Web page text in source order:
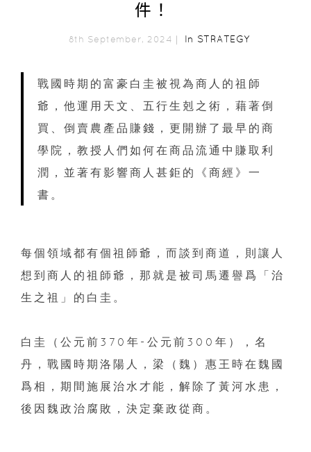
件！
8th September, 2024｜ In STRATEGY
戰國時期的富豪白圭被視為商人的祖師
爺，他運用天文、五行生剋之術，藉著倒
買、倒賣農產品賺錢，更開辦了最早的商
學院，教授人們如何在商品流通中賺取利
潤，並著有影響商人甚鉅的《商經》一
書。
每個領域都有個祖師爺，而談到商道，則讓人
想到商人的祖師爺，那就是被司馬遷譽爲「治
生之祖」的白圭。
白圭（公元前370年-公元前300年），名
丹，戰國時期洛陽人，梁（魏）惠王時在魏國
爲相，期間施展治水才能，解除了黃河水患，
後因魏政治腐敗，決定棄政從商。